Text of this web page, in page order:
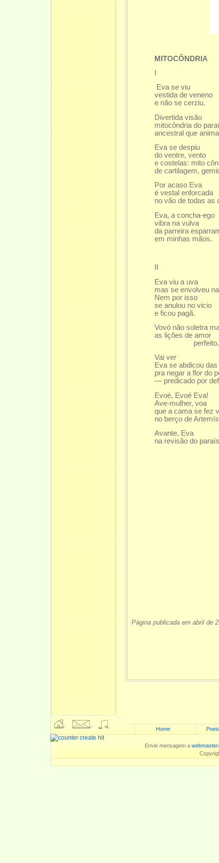
MITOCÔNDRIA
Eva se viu
vestida de veneno
e não se cerziu.
Divertida visão
mitocôndria do
ancestral que
Eva se despiu
do ventre, vento
e costelas: mito
de cartilagem,
Por acaso Eva
é vestal enforcada
no vão de todas as
Eva, a concha-ego
vibra na vulva
da parreira
em minhas mãos.
Eva viu a uva
mas se envolveu
Nem por isso
se anulou no vicio
e ficou pagã.
Vovó não soletra
as lições de amor
perfeito.
Vai ver
Eva se abdicou
pra negar a flor do
— predicado por
Evoé, Evoé Eva!
Ave-mulher, voa
que a cama se fez
no berço de
Avante, Eva
na revisão do
Página publicada em abril de
Home
Envie mensagem a